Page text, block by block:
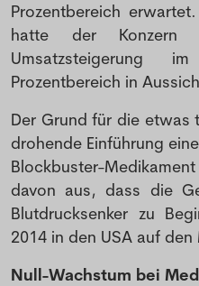
Prozentbereich
hatte der
Umsatzsteigerung
Prozentbereich in
Der Grund für die etwas
drohende Einführung
Blockbuster-
davon aus, dass die
Blutdrucksenker zu
2014 in den USA auf
Null-Wachstum bei